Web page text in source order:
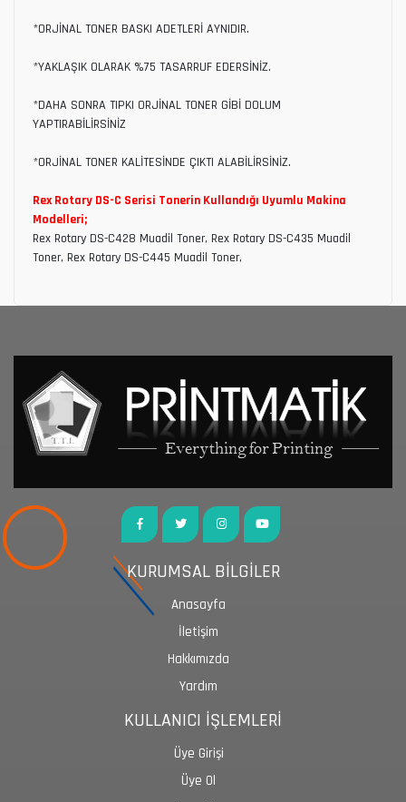
*ORJİNAL TONER BASKI ADETLERİ AYNIDIR.
*YAKLAŞIK OLARAK %75 TASARRUF EDERSİNİZ.
*DAHA SONRA TIPKI ORJİNAL TONER GİBİ DOLUM
YAPTIRABİLİRSİNİZ
*ORJİNAL TONER KALİTESİNDE ÇIKTI ALABİLİRSİNİZ.
Rex Rotary DS-C Serisi Tonerin Kullandığı Uyumlu Makina
Modelleri;
Rex Rotary DS-C428 Muadil Toner, Rex Rotary DS-C435 Muadil
Toner, Rex Rotary DS-C445 Muadil Toner,
KURUMSAL BİLGİLER
Anasayfa
İletişim
Hakkımızda
Yardım
KULLANICI İŞLEMLERİ
Üye Girişi
Üye Ol